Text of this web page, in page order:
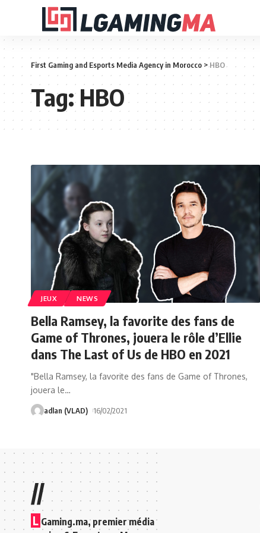
First Gaming and Esports Media Agency in Morocco >HBO
Tag:HBO
JEUX NEWS
Bella Ramsey, la favorite des fans de
Game of Thrones, jouera le rôle d’Ellie
dans The Last of Us de HBO en 2021
"Bella Ramsey, la favorite des fans de Game of Thrones,
jouera le…
adlan (VLAD) 16/02/2021
//
L Gaming.ma, premier média